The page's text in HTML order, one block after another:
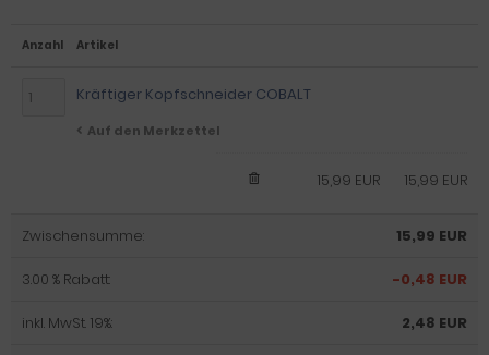
Anzahl Artikel
Kräftiger Kopfschneider COBALT
Auf den Merkzettel
15,99 EUR
15,99 EUR
Zwischensumme: 15,99 EUR
3.00 % Rabatt: -0,48 EUR
inkl. MwSt. 19%: 2,48 EUR